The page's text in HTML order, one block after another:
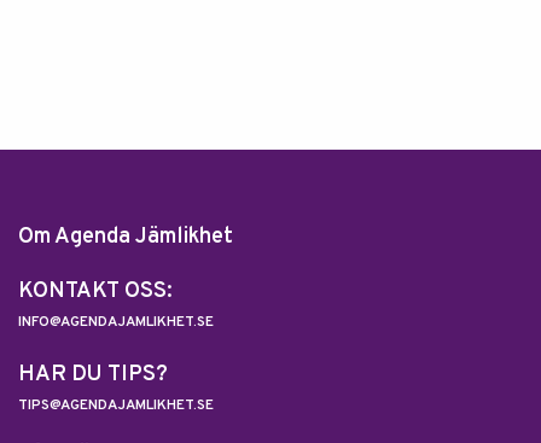
Om Agenda Jämlikhet
KONTAKT OSS:
INFO@AGENDAJAMLIKHET.SE
HAR DU TIPS?
TIPS@AGENDAJAMLIKHET.SE